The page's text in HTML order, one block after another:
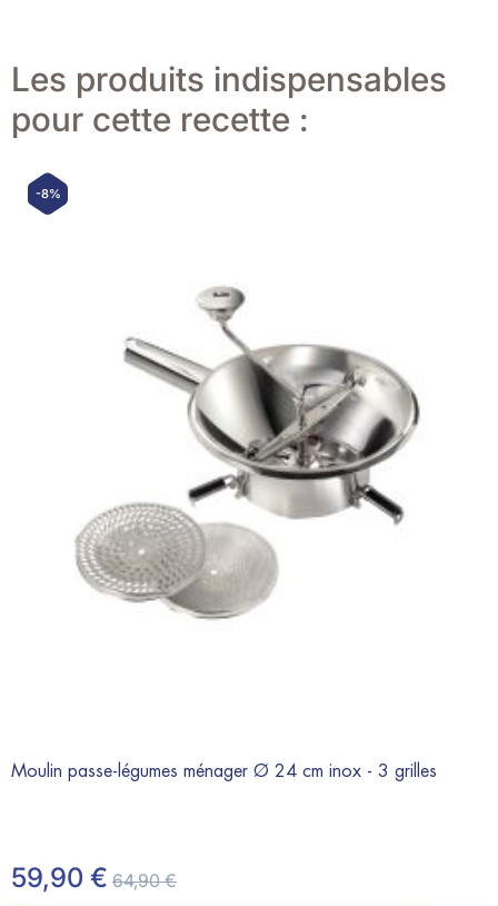
Les produits indispensables
pour cette recette :
-8%
Moulin passe-légumes ménager Ø 24 cm inox - 3 grilles
59,90 € 64,90 €